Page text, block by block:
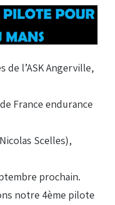
de l’ASK Angerville,
France endurance
Scelles),
prochain.
notre 4ème pilote